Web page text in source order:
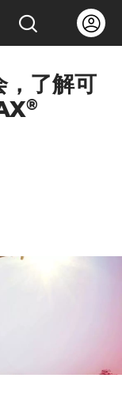
打开搜索
Open
，了解可
®